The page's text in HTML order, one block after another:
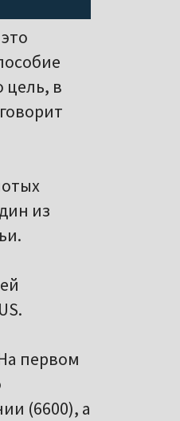
цель, в
из
первом
(6600), а